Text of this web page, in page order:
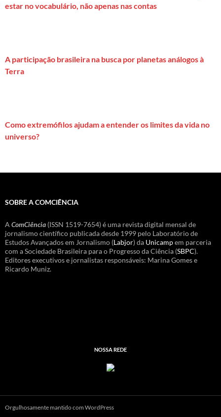
estar no vocabulário, não apenas nas contas
A participação brasileira na busca por planetas análogos à
Terra
Como extremófilos ajudam a entender os limites da vida no
universo?
SOBRE A COMCIÊNCIA
A ComCiência (ISSN 1519-7654) é uma revista digital mensal de
jornalismo científico publicada desde 1999 pelo Laboratório de
Estudos Avançados em Jornalismo (Labjor) da Unicampem parceria
com a Sociedade Brasileira para o Progresso da Ciência (SBPC).
Editores executivos e jornalistas responsáveis: Marina Gomes e
Ricardo Muniz.
NOSSA REDE
Orgulhosamente mantido com WordPress